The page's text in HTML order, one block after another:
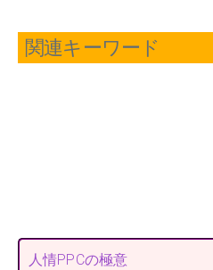
関連キーワード
人情PPCの極意